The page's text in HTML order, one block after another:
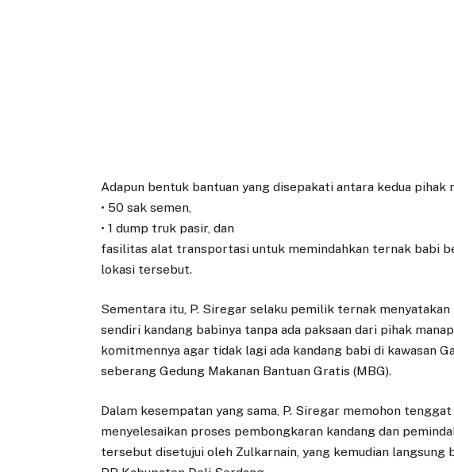
Adapun bentuk bantuan yang disepakati antara kedua pihak
• 50 sak semen,
• 1 dump truk pasir, dan
fasilitas alat transportasi untuk memindahkan ternak babi
lokasi tersebut.
Sementara itu, P. Siregar selaku pemilik ternak
sendiri kandang babinya tanpa ada paksaan dari pihak
komitmennya agar tidak lagi ada kandang babi di kawasan
seberang Gedung Makanan Bantuan Gratis (MBG).
Dalam kesempatan yang sama, P. Siregar memohon
menyelesaikan proses pembongkaran kandang dan
tersebut disetujui oleh Zulkarnain, yang kemudian